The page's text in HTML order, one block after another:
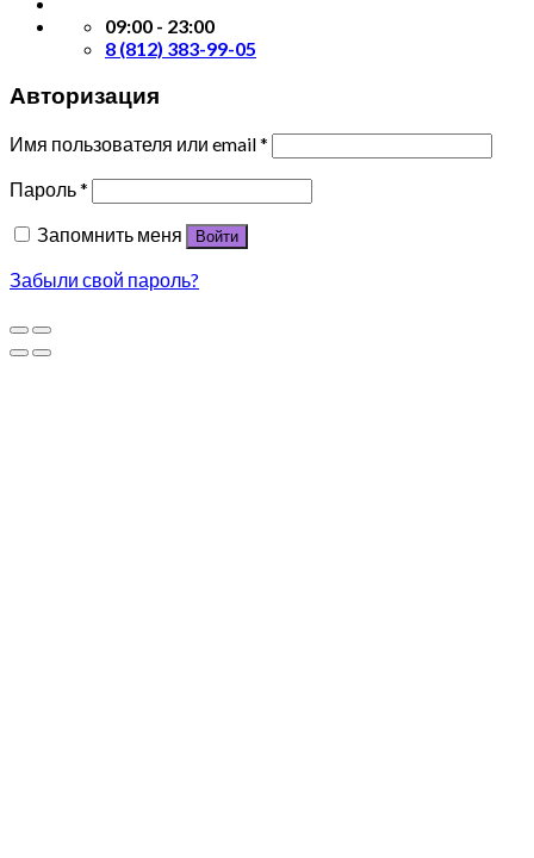
09:00 - 23:00
8 (812) 383-99-05
Авторизация
Имя пользователя или email*
Пароль*
Запомнить меня
Войти
Забыли свой пароль?